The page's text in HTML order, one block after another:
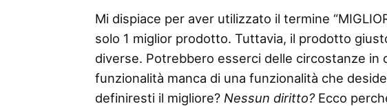
Mi dispiace per aver utilizzato il termine
solo 1 miglior prodotto. Tuttavia, il prodotto
diverse. Potrebbero esserci delle circostanze in
funzionalità manca di una funzionalità che
definiresti il ​​migliore? Nessun diritto?Ecco